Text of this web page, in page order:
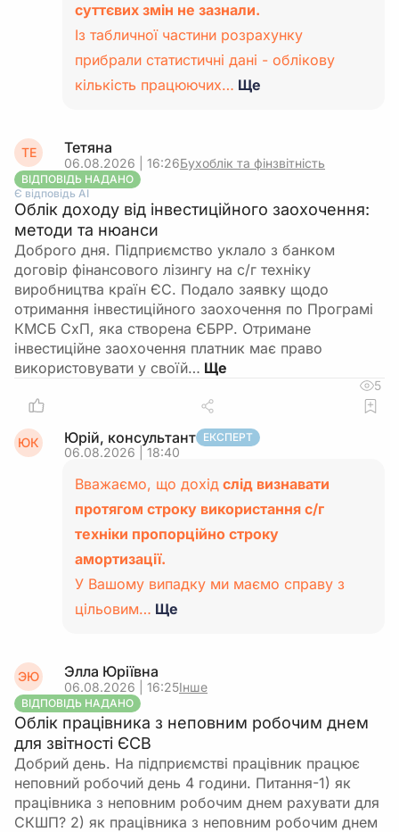
суттєвих змін не зазнали.
Із табличної частини розрахунку
прибрали статистичні дані - облікову
кількість працюючих… Ще
ТЕ Тетяна
06.08.2026 | 16:26Бухоблік та фінзвітність
ВІДПОВІДЬ НАДАНО
Є відповідь АІ
Облік доходу від інвестиційного заохочення:
методи та нюанси
Доброго дня. Підприємство уклало з банком
договір фінансового лізингу на с/г техніку
виробництва країн ЄС. Подало заявку щодо
отримання інвестиційного заохочення по Програмі
КМСБ СхП, яка створена ЄБРР. Отримане
інвестиційне заохочення платник має право
використовувати у своїй…
5
ЮК Юрій, консультант ЕКСПЕРТ
06.08.2026 | 18:40
Вважаємо, що дохід слід визнавати
протягом строку використання с/г
техніки пропорційно строку
амортизації.
У Вашому випадку ми маємо справу з
цільовим… Ще
ЭЮ Элла Юріївна
06.08.2026 | 16:25Інше
ВІДПОВІДЬ НАДАНО
Облік працівника з неповним робочим днем
для звітності ЄСВ
Добрий день. На підприємстві працівник працює
неповний робочий день 4 години. Питання-1) як
працівника з неповним робочим днем рахувати для
СКШП? 2) як працівника з неповним робочим днем